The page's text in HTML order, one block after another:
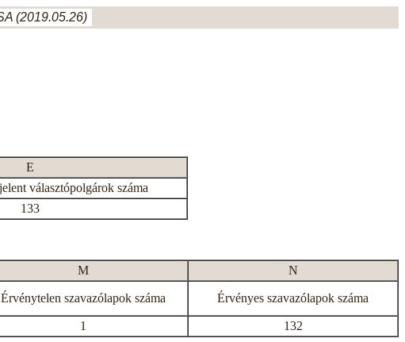
(2019.05.26)
E
választópolgárok száma
133
M
N
Érvénytelen szavazólapok száma Érvényes szavazólapok száma
1 132